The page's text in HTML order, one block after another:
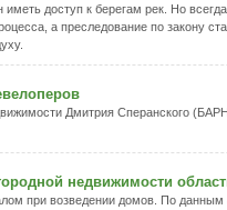
доступ к берегам рек. Но
а преследование по закону
Дмитрия Сперанского
недвижимости
при возведении домов. По данным